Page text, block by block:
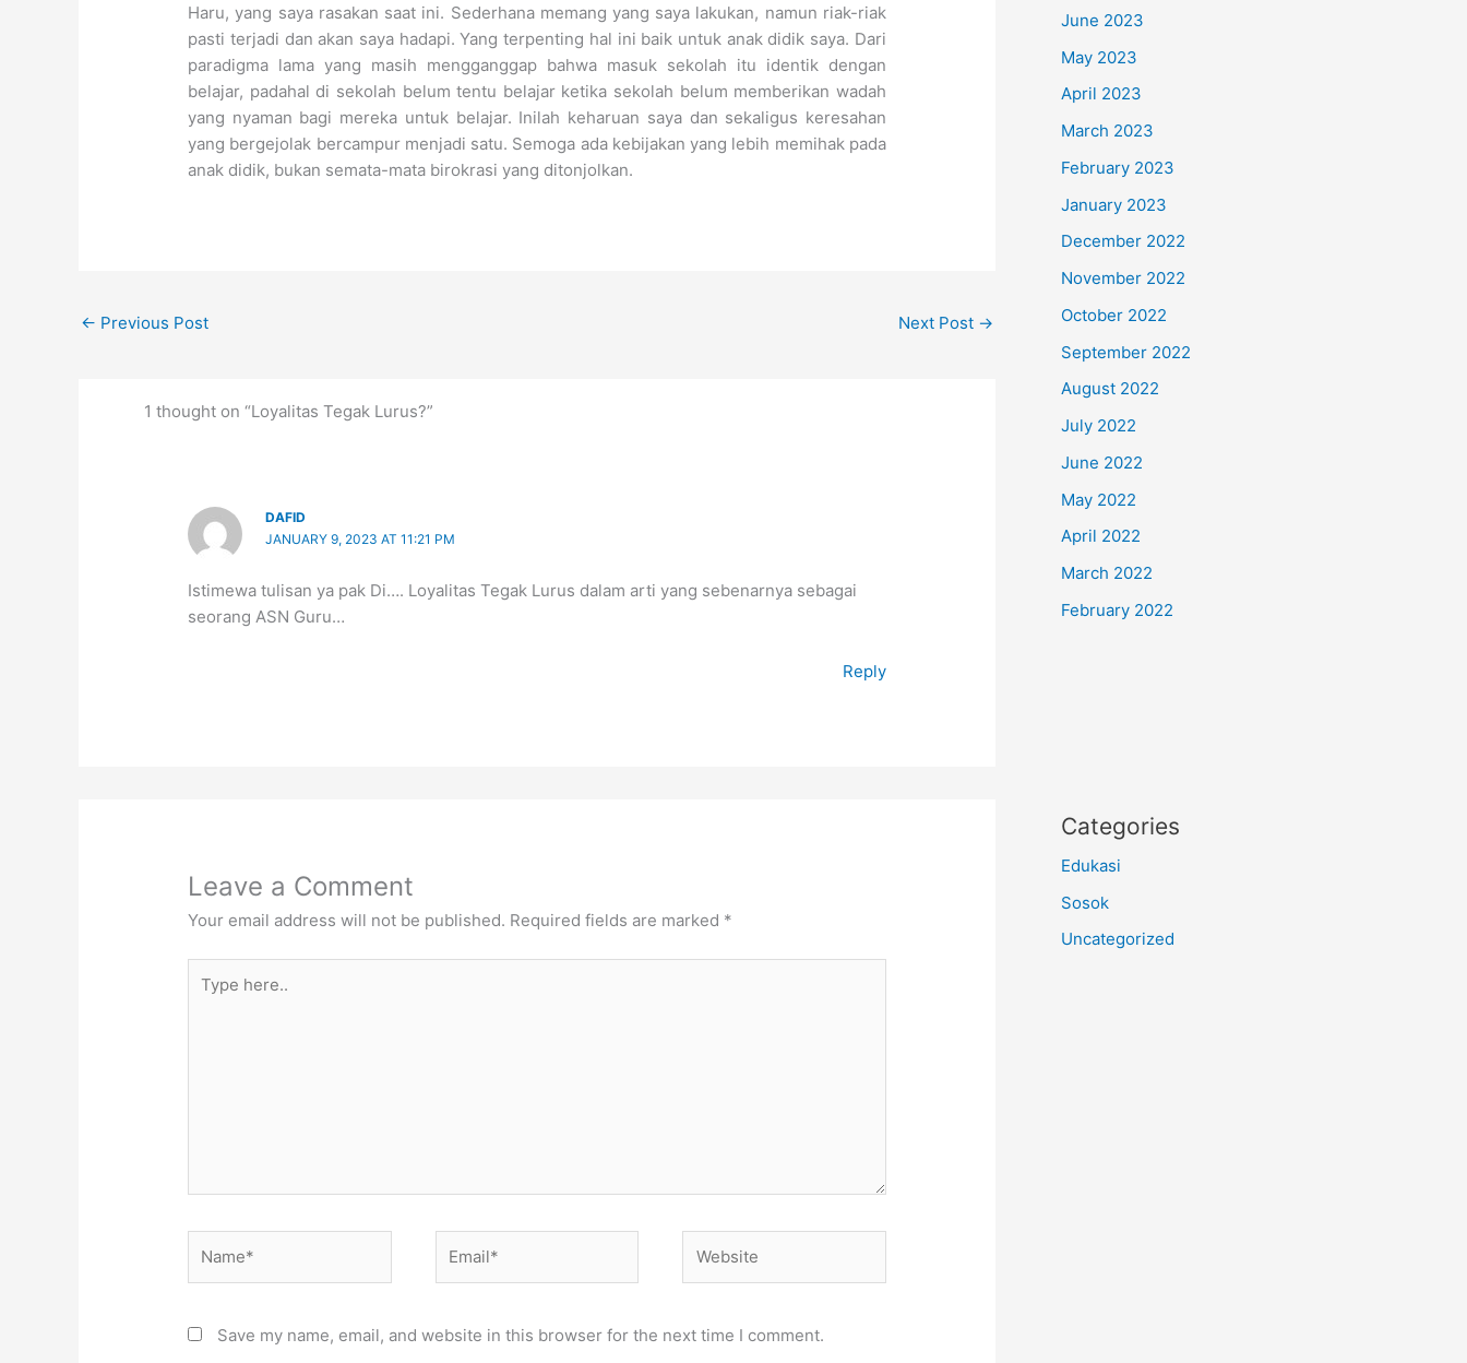
Haru, yang saya rasakan saat ini. Sederhana memang yang saya lakukan, namun riak-riak
pasti terjadi dan akan saya hadapi. Yang terpenting hal ini baik untuk anak didik saya. Dari
paradigma lama yang masih mengganggap bahwa masuk sekolah itu identik dengan
belajar, padahal di sekolah belum tentu belajar ketika sekolah belum memberikan wadah
yang nyaman bagi mereka untuk belajar. Inilah keharuan saya dan sekaligus keresahan
yang bergejolak bercampur menjadi satu. Semoga ada kebijakan yang lebih memihak pada
anak didik, bukan semata-mata birokrasi yang ditonjolkan.
← Previous Post Next Post →
1 thought on “Loyalitas Tegak Lurus?”
DAFID
JANUARY 9, 2023 AT 11:21 PM
Istimewa tulisan ya pak Di…. Loyalitas Tegak Lurus dalam arti yang sebenarnya sebagai
seorang ASN Guru…
Reply
Leave a Comment
Your email address will not be published. Required fields are marked *
here..
Save my name, email, and website in this browser for the next time I comment.
June 2023
May 2023
April 2023
March 2023
February 2023
January 2023
December 2022
November 2022
October 2022
September 2022
August 2022
July 2022
June 2022
May 2022
April 2022
March 2022
February 2022
Categories
Edukasi
Sosok
Uncategorized